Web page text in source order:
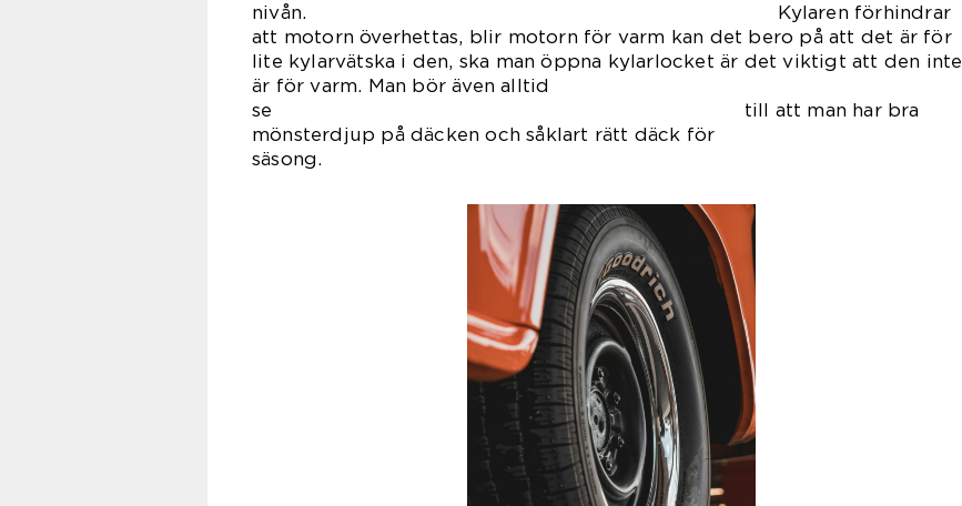
nivån. Kylaren förhindrar
att motorn överhettas, blir motorn för varm kan det bero på att det är för
lite kylarvätska i den, ska man öppna kylarlocket är det viktigt att den inte
är för varm. Man bör även alltid
se till att man har bra
mönsterdjup på däcken och såklart rätt däck för
säsong.